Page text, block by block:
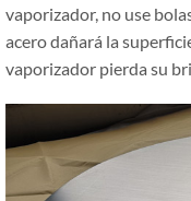
vaporizador, no use
acero dañará la
vaporizador pierda su